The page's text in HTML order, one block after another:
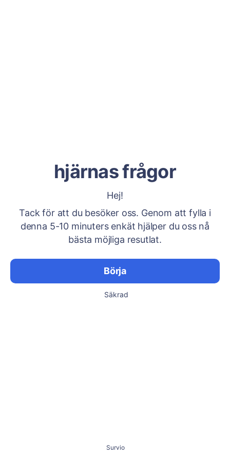
hjärnas frågor
Hej!
Tack för att du besöker oss. Genom att fylla i
denna 5-10 minuters enkät hjälper du oss nå
bästa möjliga resutlat.
Börja
Säkrad
Survio